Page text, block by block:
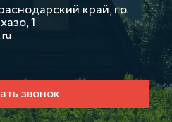
край, г.о.
1
звонок